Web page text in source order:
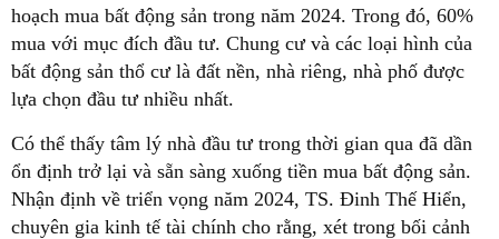
hoạch mua bất động sản trong năm 2024. Trong đó, 60%
mua với mục đích đầu tư. Chung cư và các loại hình của
bất động sản thổ cư là đất nền, nhà riêng, nhà phố được
lựa chọn đầu tư nhiều nhất.
Có thể thấy tâm lý nhà đầu tư trong thời gian qua đã dần
ổn định trở lại và sẵn sàng xuống tiền mua bất động sản.
Nhận định về triển vọng năm 2024, TS. Đinh Thế Hiển,
chuyên gia kinh tế tài chính cho rằng, xét trong bối cảnh